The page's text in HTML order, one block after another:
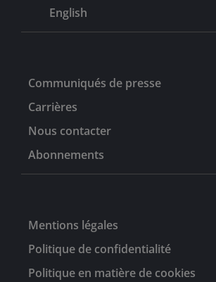
English
Communiqués de presse
Carrières
Nous contacter
Abonnements
Mentions légales
Politique de confidentialité
Politique en matière de cookies